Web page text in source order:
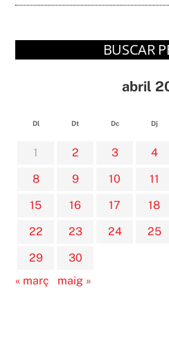
BUSCAR
abril
Dl Dt Dc Dj
1 2 3 4
8
9 10 11
15
16 17 18
22
23 24 25
29
30
« març
maig »